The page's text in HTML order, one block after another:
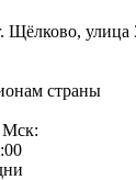
Щёлково,
страны
Мск: